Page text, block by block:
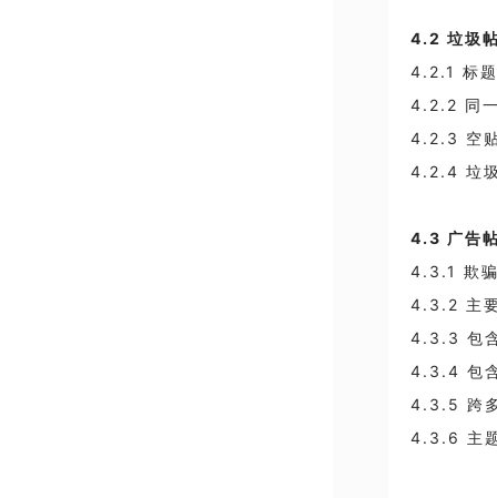
4.2垃圾
4.2.1 标
4.2.2 同
4.2.3 空
4.2.4 垃
4.3 广告
4.3.1 欺
4.3.2 主
4.3.3 包
4.3.4 包
4.3.5 跨
4.3.6 主